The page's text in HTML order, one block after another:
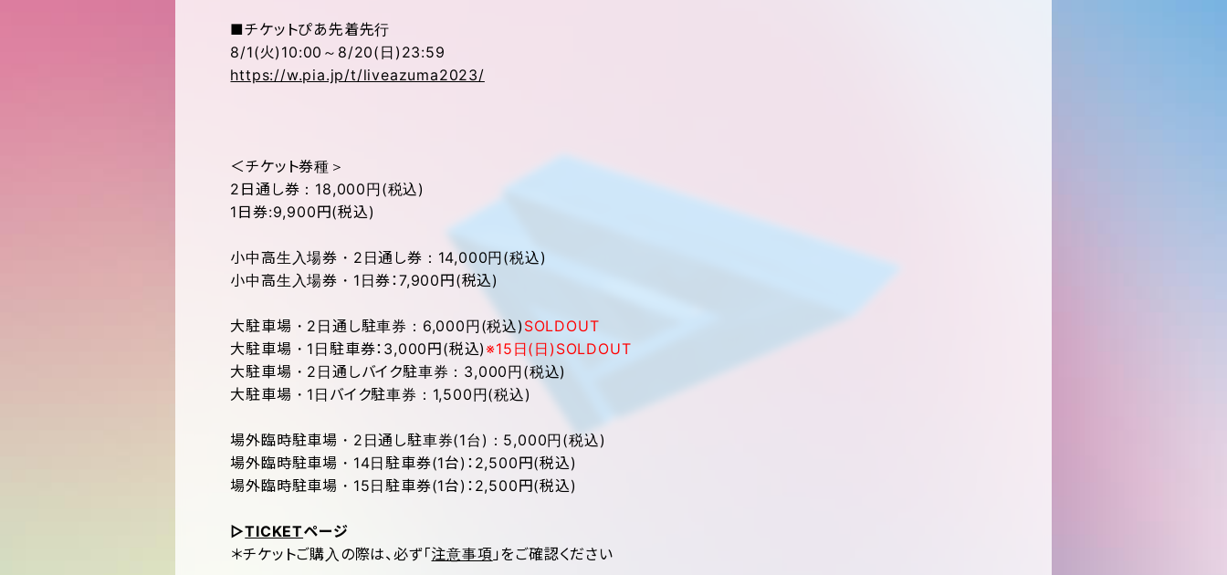
■チケットぴあ先着先行
8/1(火)10:00～8/20(日)23:59
https://w.pia.jp/t/liveazuma2023/
＜チケット券種＞
2日通し券：18,000円(税込)
1日券:9,900円(税込)
小中高生入場券・2日通し券：14,000円(税込)
小中高生入場券・1日券：7,900円(税込)
大駐車場・2日通し駐車券：6,000円(税込) SOLDOUT
大駐車場・1日駐車券：3,000円(税込) ※15日(日)SOLDOUT
大駐車場・2日通しバイク駐車券：3,000円(税込)
大駐車場・1日バイク駐車券：1,500円(税込)
場外臨時駐車場・2日通し駐車券(1台)：5,000円(税込)
場外臨時駐車場・14日駐車券(1台)：2,500円(税込)
場外臨時駐車場・15日駐車券(1台)：2,500円(税込)
▷TICKETページ
＊チケットご購入の際は、必ず「注意事項」をご確認ください